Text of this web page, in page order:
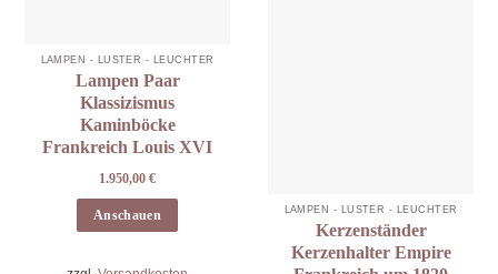
LAMPEN - LÜSTER - LEUCHTER
Lampen Paar
Klassizismus
Kaminböcke
Frankreich Louis XVI
1.950,00 €
Anschauen LAMPEN - LÜSTER - LEUCHTER
Kerzenständer
Kerzenhalter Empire